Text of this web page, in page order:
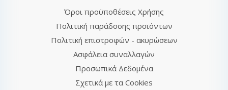
Όροι προϋποθέσεις Χρήσης
Πολιτική παράδοσης προϊόντων
Πολιτική επιστροφών - ακυρώσεων
Ασφάλεια συναλλαγών
Προσωπικά Δεδομένα
Σχετικά με τα Cookies